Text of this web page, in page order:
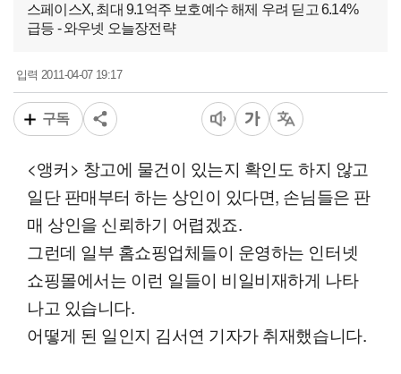
스페이스X, 최대 9.1억주 보호예수 해제 우려 딛고 6.14%
급등 - 와우넷 오늘장전략
입력2011-04-07 19:17
구독
<앵커> 창고에 물건이 있는지 확인도 하지 않고
일단 판매부터 하는 상인이 있다면, 손님들은 판
매 상인을 신뢰하기 어렵겠죠.
그런데 일부 홈쇼핑업체들이 운영하는 인터넷
쇼핑몰에서는 이런 일들이 비일비재하게 나타
나고 있습니다.
어떻게 된 일인지 김서연 기자가 취재했습니다.